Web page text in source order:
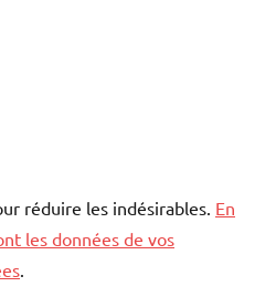
réduire les indésirables. En
les données de vos